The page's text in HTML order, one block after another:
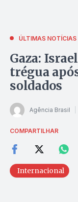
ÚLTIMAS NOTÍCIAS
Gaza:
trégua
soldados
Agência Brasil
COMPARTILHAR
Internacional